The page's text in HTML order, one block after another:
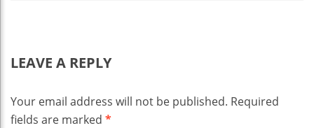
LEAVE A REPLY
Your email address will not be published. Required
fields are marked *